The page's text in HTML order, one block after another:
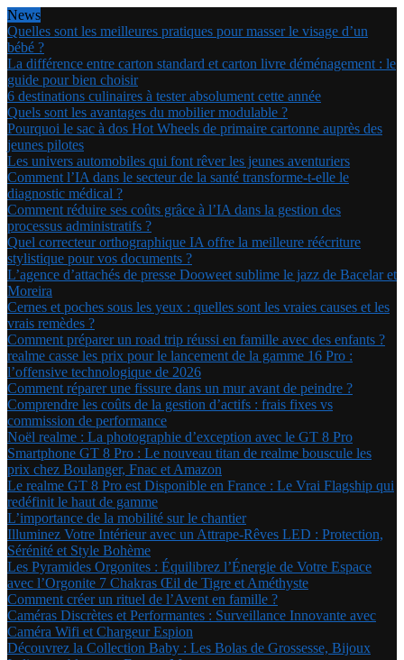
News
Quelles sont les meilleures pratiques pour masser le visage d’un
bébé ?
La différence entre carton standard et carton livre déménagement : le
guide pour bien choisir
6 destinations culinaires à tester absolument cette année
Quels sont les avantages du mobilier modulable ?
Pourquoi le sac à dos Hot Wheels de primaire cartonne auprès des
jeunes pilotes
Les univers automobiles qui font rêver les jeunes aventuriers
Comment l’IA dans le secteur de la santé transforme-t-elle le
diagnostic médical ?
Comment réduire ses coûts grâce à l’IA dans la gestion des
processus administratifs ?
Quel correcteur orthographique IA offre la meilleure réécriture
stylistique pour vos documents ?
L’agence d’attachés de presse Dooweet sublime le jazz de Bacelar et
Moreira
Cernes et poches sous les yeux : quelles sont les vraies causes et les
vrais remèdes ?
Comment préparer un road trip réussi en famille avec des enfants ?
realme casse les prix pour le lancement de la gamme 16 Pro :
l’offensive technologique de 2026
Comment réparer une fissure dans un mur avant de peindre ?
Comprendre les coûts de la gestion d’actifs : frais fixes vs
commission de performance
Noël realme : La photographie d’exception avec le GT 8 Pro
Smartphone GT 8 Pro : Le nouveau titan de realme bouscule les
prix chez Boulanger, Fnac et Amazon
Le realme GT 8 Pro est Disponible en France : Le Vrai Flagship qui
redéfinit le haut de gamme
L’importance de la mobilité sur le chantier
Illuminez Votre Intérieur avec un Attrape-Rêves LED : Protection,
Sérénité et Style Bohème
Les Pyramides Orgonites : Équilibrez l’Énergie de Votre Espace
avec l’Orgonite 7 Chakras Œil de Tigre et Améthyste
Comment créer un rituel de l’Avent en famille ?
Caméras Discrètes et Performantes : Surveillance Innovante avec
Caméra Wifi et Chargeur Espion
Découvrez la Collection Baby : Les Bolas de Grossesse, Bijoux